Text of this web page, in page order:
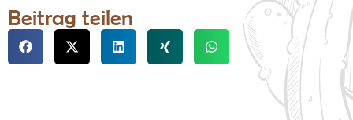
Beitrag teilen